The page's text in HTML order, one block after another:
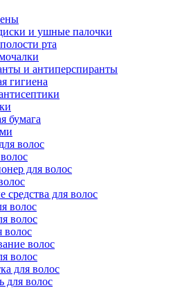
и ушные палочки
рта
и антиперспиранты
гигиена
бумага
волос
для волос
средства для волос
волос
волос
волос
волос
волос
для волос
волос